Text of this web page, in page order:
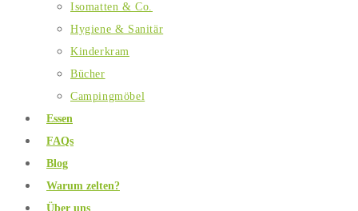
Isomatten & Co.
Hygiene & Sanitär
Kinderkram
Bücher
Campingmöbel
Essen
FAQs
Blog
Warum zelten?
Über uns